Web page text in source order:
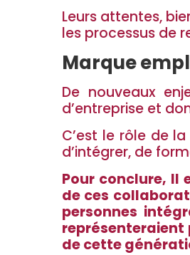
Leurs attentes,
les processus de
Marque
De nouveaux
d’entreprise et
C’est le rôle de la
d’intégrer, de
Pour conclure, Il
de ces
personnes
représenteraient
de cette